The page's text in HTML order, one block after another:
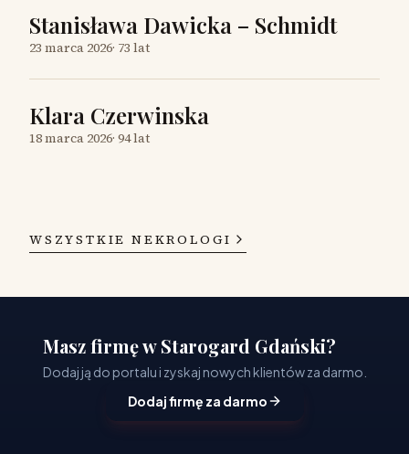
Stanisława Dawicka – Schmidt
23 marca 2026· 73 lat
Klara Czerwinska
18 marca 2026· 94 lat
WSZYSTKIE NEKROLOGI
Masz firmę w Starogard Gdański?
Dodaj ją do portalu i zyskaj nowych klientów za darmo.
Dodaj firmę za darmo